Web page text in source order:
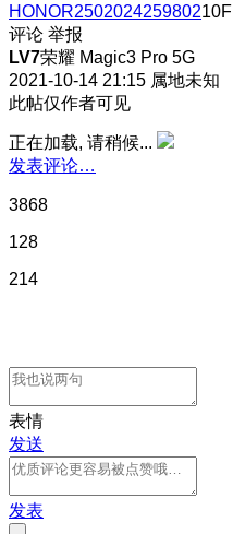
HONOR250202425980210F
评论 举报
LV7荣耀 Magic3 Pro 5G
2021-10-14 21:15 属地未知
此帖仅作者可见
正在加载, 请稍候...
发表评论…
3868
128
214
表情
发送
发表